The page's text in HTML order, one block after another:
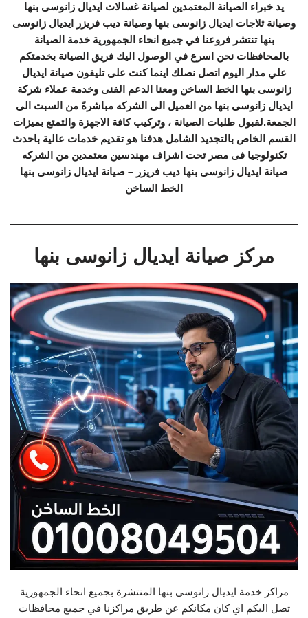
يد خبراء الصيانة المعتمدين لصيانة غسالات ايديال زانوسى بنها
وصيانة ثلاجات ايديال زانوسى بنها وصيانة ديب فريزر ايديال زانوسى
بنها تنتشر فروعنا في جميع انحاء الجمهورية خدمة الصيانة
بالمحافظات نحن اسرع في الوصول اليك فريق الصيانة بخدمتكم
علي مدار اليوم اتصل نصلك اينما كنت على تليفون صيانة ايديال
زانوسى بنها الخط الساخن ومعنا الدعم الفنى وخدمة عملاء شركة
ايديال زانوسى بنها من العميل الى الشركه مباشرةً من السبت الى
الجمعة.لقبول طلبات الصيانة ، وتركيب كافة الاجهزة والتمتع بميزات
القسم الخاص بالتجديد الشامل هدفنا هو تقديم خدمات عالية باحدث
تكنولوجيا فى مصر تحت اشراف مهندسين معتمدين من الشركه
صيانة ايديال زانوسى بنها ديب فريزر – صيانة ايديال زانوسى بنها
الخط الساخن
مركز صيانة ايديال زانوسى بنها
مراكز خدمة ايديال زانوسى بنها المنتشرة بجميع انحاء الجمهورية
تصل اليكم اي كان مكانكم عن طريق مراكزنا في جميع محافظات